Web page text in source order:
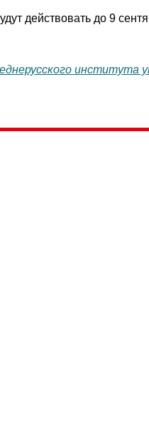
действовать до 9
института